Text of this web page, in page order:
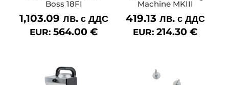
Boss 18FI
1,103.09 лв. с ДДС
EUR:564.00€
Machine MKIII
419.13 лв. с ДДС
EUR: 214.30 €